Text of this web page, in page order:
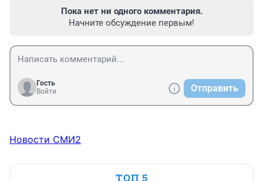
Пока нет ни одного комментария.
Начните обсуждение первым!
Гость
Войти
Отправить
Новости СМИ2
ТОП 5